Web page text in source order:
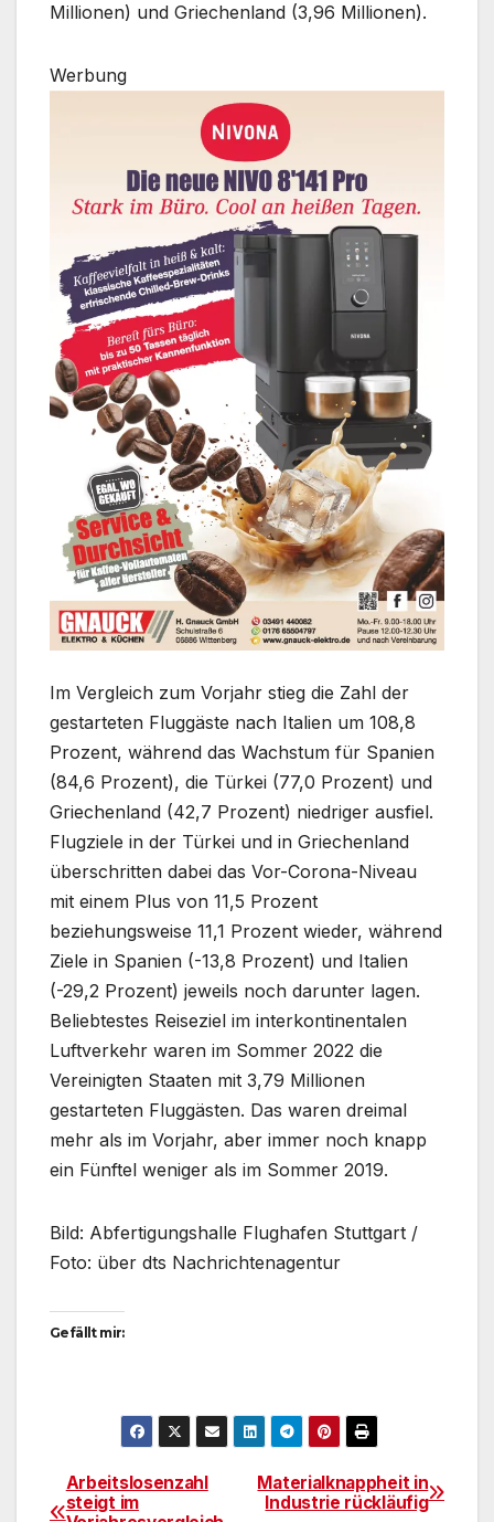
Millionen) und Griechenland (3,96 Millionen).
Werbung
Im Vergleich zum Vorjahr stieg die Zahl der
gestarteten Fluggäste nach Italien um 108,8
Prozent, während das Wachstum für Spanien
(84,6 Prozent), die Türkei (77,0 Prozent) und
Griechenland (42,7 Prozent) niedriger ausfiel.
Flugziele in der Türkei und in Griechenland
überschritten dabei das Vor-Corona-Niveau
mit einem Plus von 11,5 Prozent
beziehungsweise 11,1 Prozent wieder, während
Ziele in Spanien (-13,8 Prozent) und Italien
(-29,2 Prozent) jeweils noch darunter lagen.
Beliebtestes Reiseziel im interkontinentalen
Luftverkehr waren im Sommer 2022 die
Vereinigten Staaten mit 3,79 Millionen
gestarteten Fluggästen. Das waren dreimal
mehr als im Vorjahr, aber immer noch knapp
ein Fünftel weniger als im Sommer 2019.
Bild: Abfertigungshalle Flughafen Stuttgart /
Foto: über dts Nachrichtenagentur
Gefällt mir:
Beitragsnavigation
Materialknappheit in
Industrie rückläufig
Arbeitslosenzahl
steigt im